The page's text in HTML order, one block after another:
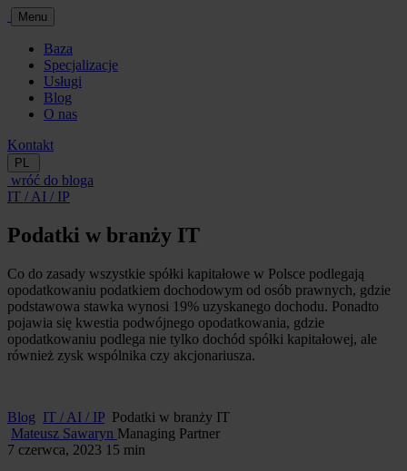
Menu
Baza
Specjalizacje
Usługi
Blog
O nas
Kontakt
PL
wróć do bloga
IT / AI / IP
Podatki w branży IT
Co do zasady wszystkie spółki kapitałowe w Polsce podlegają
opodatkowaniu podatkiem dochodowym od osób prawnych, gdzie
podstawowa stawka wynosi 19% uzyskanego dochodu. Ponadto
pojawia się kwestia podwójnego opodatkowania, gdzie
opodatkowaniu podlega nie tylko dochód spółki kapitałowej, ale
również zysk wspólnika czy akcjonariusza.
Blog IT / AI / IP Podatki w branży IT
Mateusz Sawaryn Managing Partner
7 czerwca, 2023 15 min